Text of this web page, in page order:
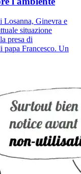
Ginevra e
situazione
presa di
papa Francesco. Un